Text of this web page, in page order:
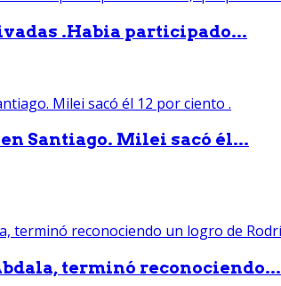
.Habia participado...
Santiago. Milei sacó él...
terminó reconociendo...